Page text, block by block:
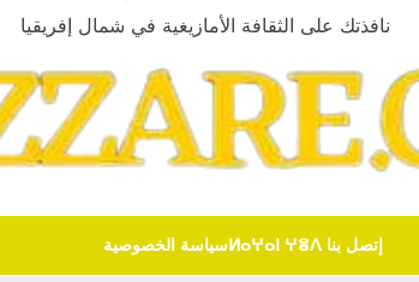
نافذتك على الثقافة الأمازيغية في شمال إفريقيا
إتصل بنا ⵍⴰⵖⴰⵏ ⵖⴻⴷ سياسة الخصوصية